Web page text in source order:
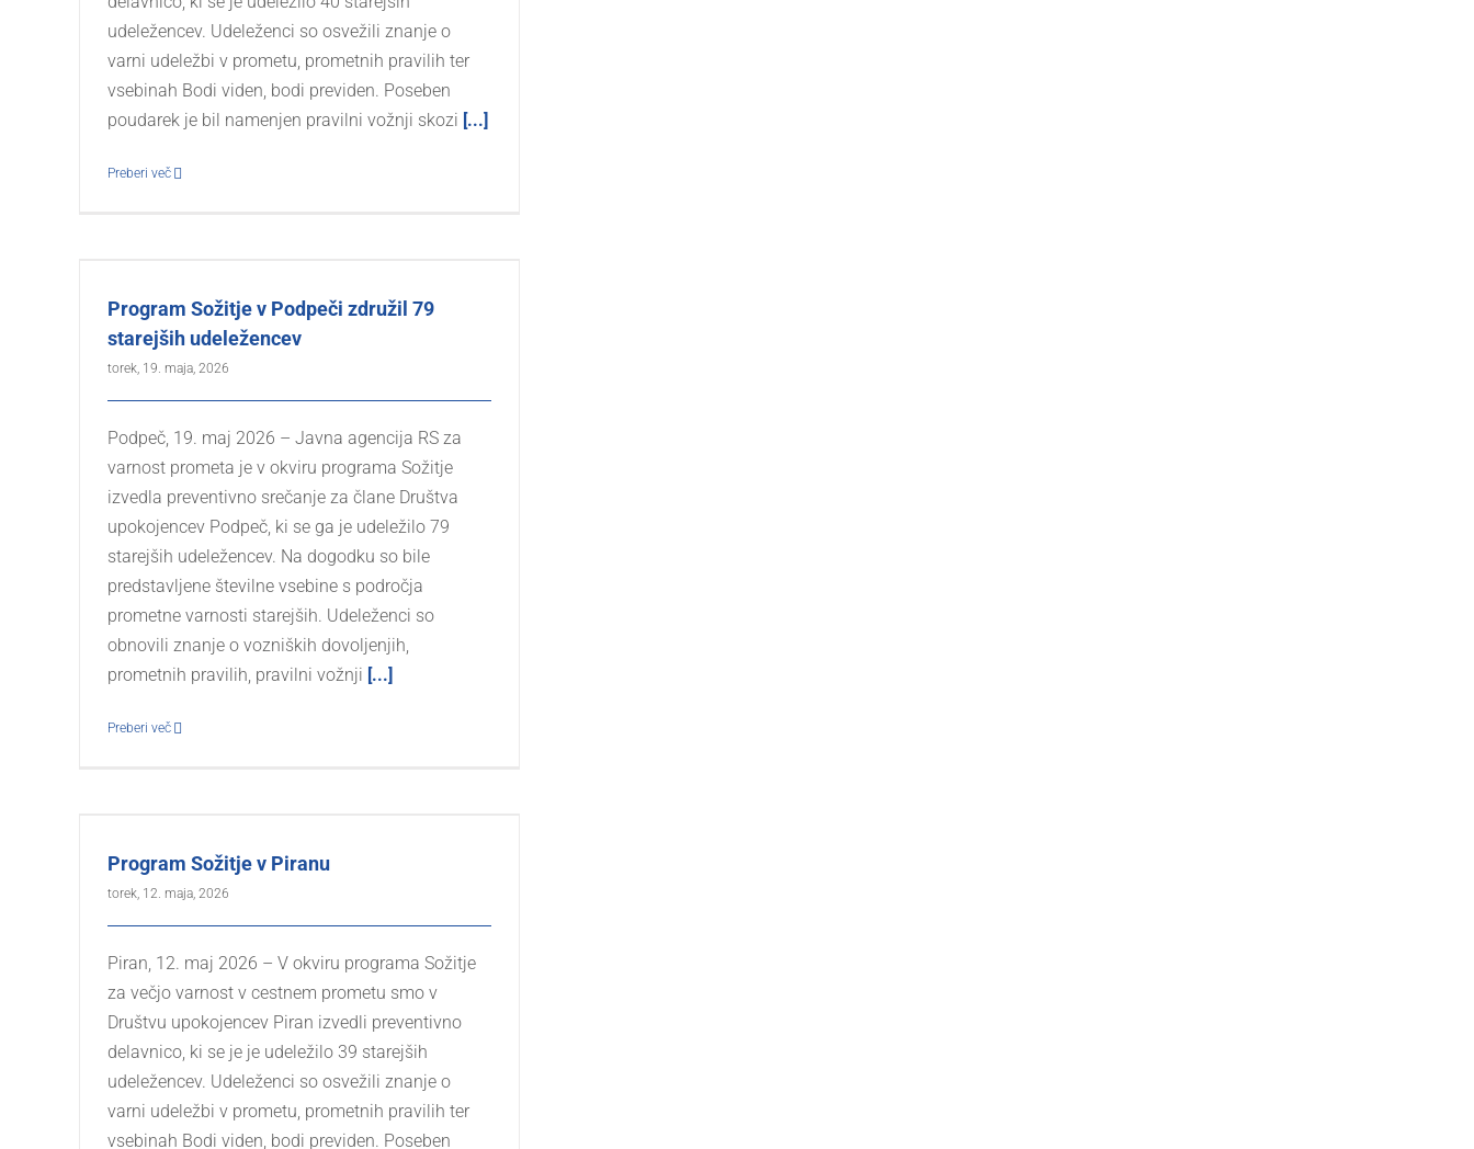
udeležencev. Udeleženci so osvežili znanje o
varni udeležbi v prometu, prometnih pravilih ter
vsebinah Bodi viden, bodi previden. Poseben
poudarek je bil namenjen pravilni vožnji skozi [...]
Preberi več
Program Sožitje v Podpeči združil 79
starejših udeležencev
torek, 19. maja, 2026
Podpeč, 19. maj 2026 – Javna agencija RS za
varnost prometa je v okviru programa Sožitje
izvedla preventivno srečanje za člane Društva
upokojencev Podpeč, ki se ga je udeležilo 79
starejših udeležencev. Na dogodku so bile
predstavljene številne vsebine s področja
prometne varnosti starejših. Udeleženci so
obnovili znanje o vozniških dovoljenjih,
prometnih pravilih, pravilni vožnji [...]
Preberi več
Program Sožitje v Piranu
torek, 12. maja, 2026
Piran, 12. maj 2026 – V okviru programa Sožitje
za večjo varnost v cestnem prometu smo v
Društvu upokojencev Piran izvedli preventivno
delavnico, ki se je je udeležilo 39 starejših
udeležencev. Udeleženci so osvežili znanje o
varni udeležbi v prometu, prometnih pravilih ter
vsebinah Bodi viden, bodi previden. Poseben